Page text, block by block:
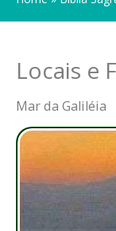
Locais e
Mar da Galiléia